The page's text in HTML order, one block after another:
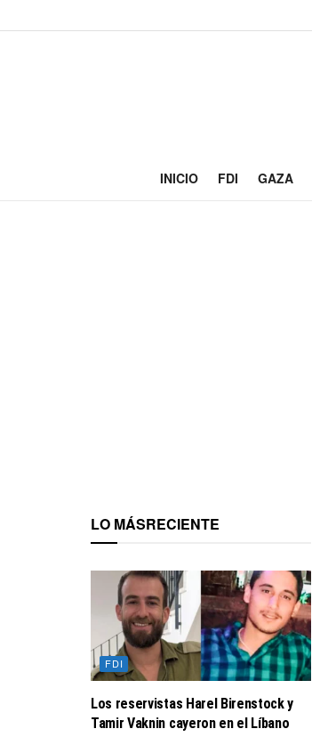
INICIO FDI GAZA
LO MÁSRECIENTE
FDI
Los reservistas Harel Birenstock y
Tamir Vaknin cayeron en el Líbano